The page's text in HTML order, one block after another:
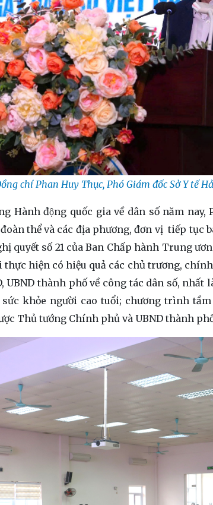
chí Phan Huy Thục, Phó Giám đốc Sở Y tế
Hành động quốc gia về dân số năm nay,
đoàn thể và các địa phương, đơn vị tiếp
quyết số 21 của Ban Chấp hành Trung
hiện có hiệu quả các chủ trương,
UBND thành phố về công tác dân số,
sức khỏe người cao tuổi; chương trình
Thủ tướng Chính phủ và UBND thành